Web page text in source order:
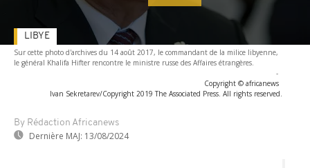
Sur cette photo d'archives du 14 août 2017, le commandant de la milice libyenne,
le général Khalifa Hifter rencontre le ministre russe des Affaires étrangères.
-
Copyright © africanews
Ivan Sekretarev/Copyright 2019 The Associated Press. All rights reserved.
By Rédaction Africanews
Dernière MAJ: 13/08/2024
LIBYE